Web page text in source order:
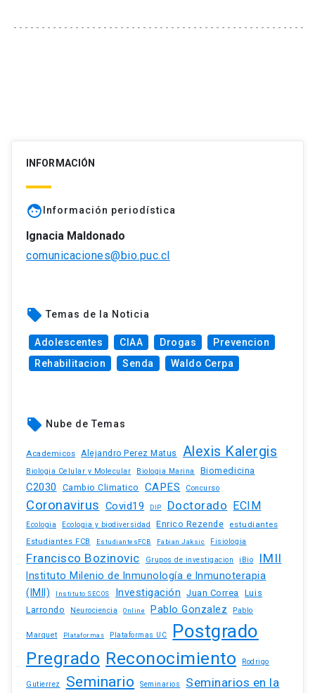
INFORMACIÓN
face Información periodística
Ignacia Maldonado
comunicaciones@bio.puc.cl
local_offer Temas de la Noticia
Adolescentes CIAA Drogas
Prevencion
Rehabilitacion
Senda Waldo Cerpa
local_offer Nube de Temas
Academicos Alejandro Perez Matus Alexis Kalergis
Biologia Celular y Molecular Biologia Marina Biomedicina
C2030 Cambio Climatico CAPES Concurso
Coronavirus Covid19 DIP Doctorado ECIM
Ecologia Ecologia y biodiversidad Enrico Rezende estudiantes
Estudiantes FCB EstudiantesFCB Fabian Jaksic Fisiologia
Francisco Bozinovic Grupos de investigacion iBio IMII
Instituto Milenio de Inmunología e Inmunoterapia
(IMII)
Instituto SECOS Investigación Juan Correa Luis
Larrondo
Neurociencia Online Pablo Gonzalez Pablo
Marquet Plataformas Plataformas UC Postgrado
Pregrado Reconocimiento Rodrigo
Gutierrez Seminario Seminarios
Seminarios en la